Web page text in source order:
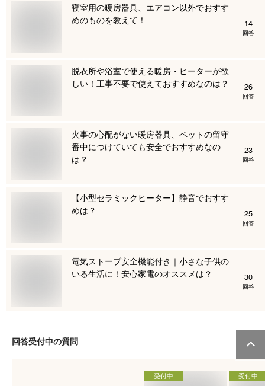
寝室用の暖房器具、エアコン以外でおすす
めのものを教えて！
14
回答
脱衣所や浴室で使える暖房・ヒーターが欲
しい！工事不要で使えておすすめなのは？
26
回答
火事の心配がない暖房器具、ペットの留守
番中につけていても安全でおすすめなの
は？
23
回答
【小型セラミックヒーター】静音でおすす
めは？
25
回答
電気ストーブ安全機能付き｜小さな子供の
いる生活に！安心家電のオススメは？
30
回答
回答受付中の質問
受付中 受付中